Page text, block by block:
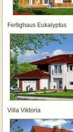
Fertighaus Eukalyptus
Villa Viktoria